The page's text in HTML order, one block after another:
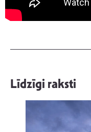
Līdzīgi raksti